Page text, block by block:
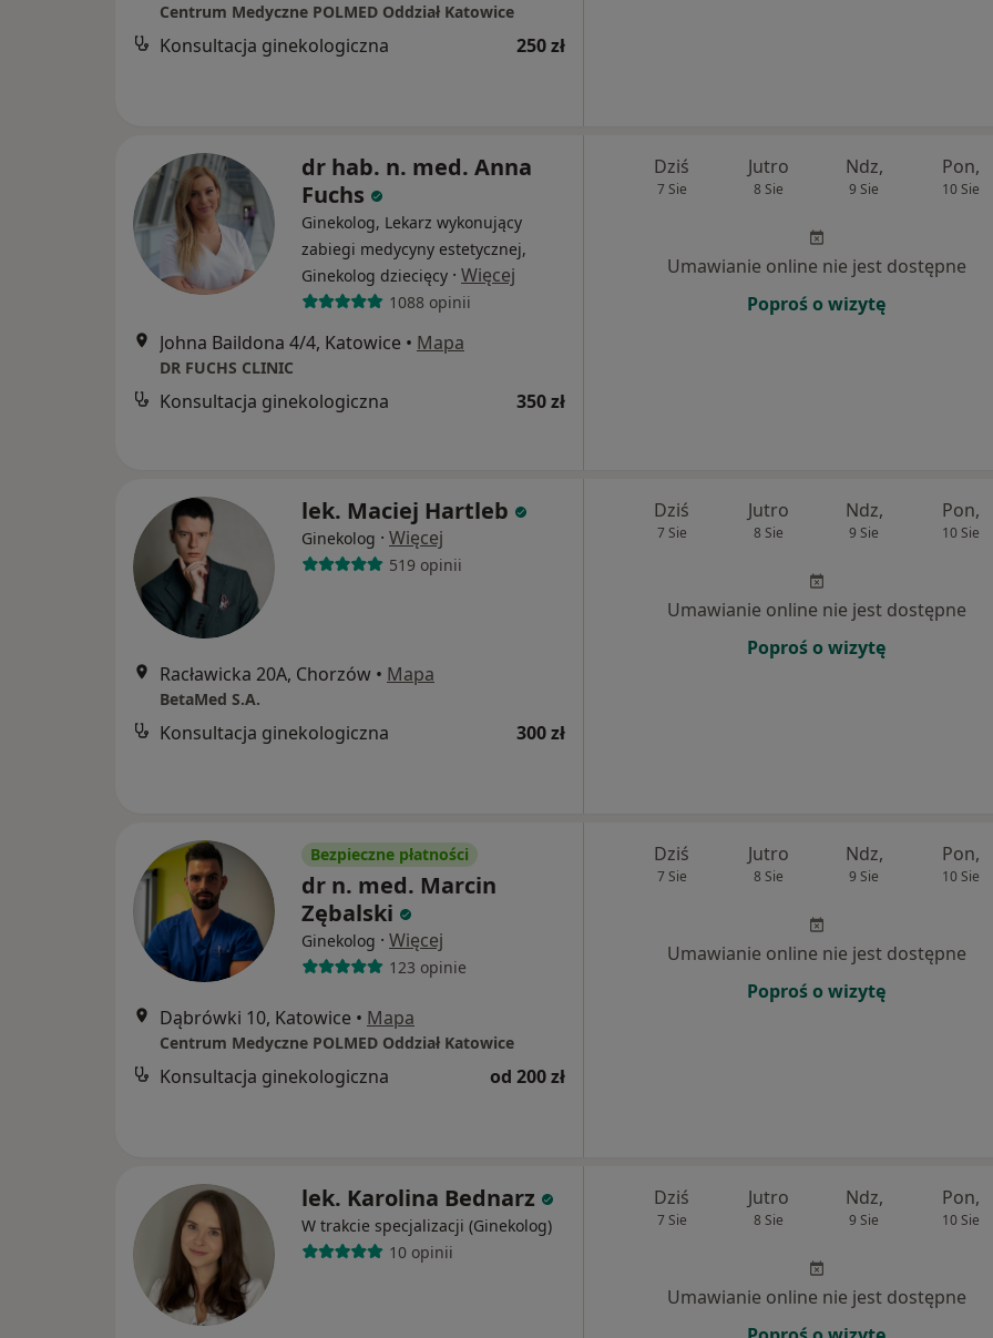
Centrum Medyczne POLMED Oddział Katowice
Konsultacja ginekologiczna 250 zł
dr hab. n. med. Anna
Fuchs
Ginekolog, Lekarz wykonujący
zabiegi medycyny estetycznej,
Ginekolog dziecięcy · Więcej
1088 opinii
Johna Baildona 4/4, Katowice • Mapa
DR FUCHS CLINIC
Konsultacja ginekologiczna 350 zł
Dziś
7 Sie
Jutro
8 Sie
Ndz,
9 Sie
Pon,
10 Sie
Umawianie online nie jest dostępne
Poproś o wizytę
lek. Maciej Hartleb
Ginekolog · Więcej
519 opinii
Racławicka 20A, Chorzów • Mapa
BetaMed S.A.
Konsultacja ginekologiczna 300 zł
Dziś
7 Sie
Jutro
8 Sie
Ndz,
9 Sie
Pon,
10 Sie
Umawianie online nie jest dostępne
Poproś o wizytę
Bezpieczne płatności
dr n. med. Marcin
Zębalski
Ginekolog · Więcej
123 opinie
Dąbrówki 10, Katowice • Mapa
Centrum Medyczne POLMED Oddział Katowice
Konsultacja ginekologiczna od 200 zł
Dziś
7 Sie
Jutro
8 Sie
Ndz,
9 Sie
Pon,
10 Sie
Umawianie online nie jest dostępne
Poproś o wizytę
lek. Karolina Bednarz
W trakcie specjalizacji (Ginekolog)
10 opinii
Dziś
7 Sie
Jutro
8 Sie
Ndz,
9 Sie
Pon,
10 Sie
Umawianie online nie jest dostępne